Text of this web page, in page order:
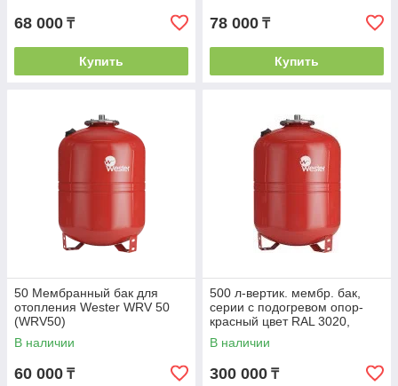
68 000 ₸
Купить
78 000 ₸
Купить
50 Мембранный бак для
отопления Wester WRV 50
(WRV50)
В наличии
60 000 ₸
500 л-вертик. мембр. бак,
серии с подогревом опор-
красный цвет RAL 3020,
толщина 2,0 мм, 500 л
мембр
В наличии
300 000 ₸